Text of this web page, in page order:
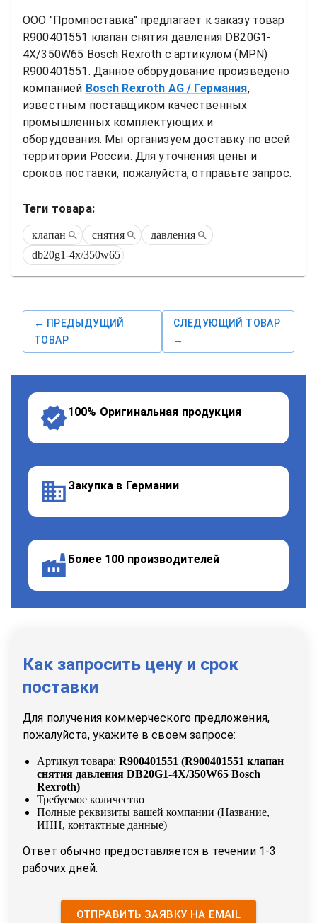
ООО "Промпоставка" предлагает к заказу товар
R900401551 клапан снятия давления DB20G1-
4X/350W65 Bosch Rexroth
R900401551. Данное оборудование произведено
компанией Bosch Rexroth AG / Германия,
известным поставщиком качественных
промышленных комплектующих и
оборудования. Мы организуем доставку по всей
территории России. Для уточнения цены и
сроков поставки, пожалуйста, отправьте запрос.
Теги товара:
клапан снятия
давления
db20g1-4x/350w65
← ПРЕДЫДУЩИЙ
ТОВАР
СЛЕДУЮЩИЙ ТОВАР
→
100% Оригинальная продукция
Закупка в Германии
Более 100 производителей
Как запросить цену и срок
поставки
Для получения коммерческого предложения,
пожалуйста, укажите в своем запросе:
Артикул товара: R900401551 (R900401551 клапан
снятия давления DB20G1-4X/350W65 Bosch
Rexroth)
Требуемое количество
Полные реквизиты вашей компании (Название,
ИНН, контактные данные)
Ответ обычно предоставляется в течении 1-3
рабочих дней.
ОТПРАВИТЬ ЗАЯВКУ НА EMAIL